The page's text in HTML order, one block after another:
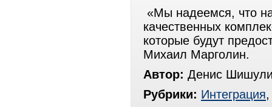
«Мы надеемся, что на
качественных
которые будут
Михаил Марголин.
Автор: Денис
Рубрики: Интеграция